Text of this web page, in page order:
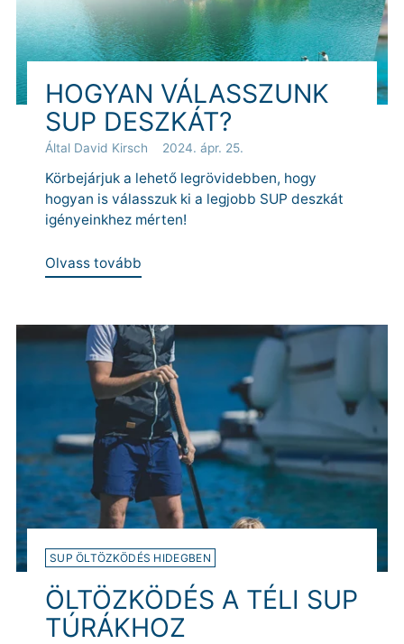
HOGYAN VÁLASSZUNK
SUP DESZKÁT?
Által David Kirsch 2024. ápr. 25.
Körbejárjuk a lehető legrövidebben, hogy
hogyan is válasszuk ki a legjobb SUP deszkát
igényeinkhez mérten!
Olvass tovább
SUP ÖLTÖZKÖDÉS HIDEGBEN
ÖLTÖZKÖDÉS A TÉLI SUP
TÚRÁKHOZ